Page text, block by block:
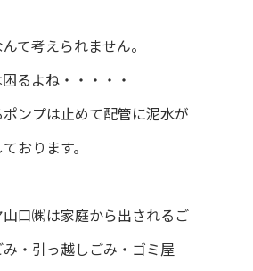
て考えられません。
るよね・・・・・
ンプは止めて配管に泥水が
おります。
口㈱は家庭から出されるご
・引っ越しごみ・ゴミ屋